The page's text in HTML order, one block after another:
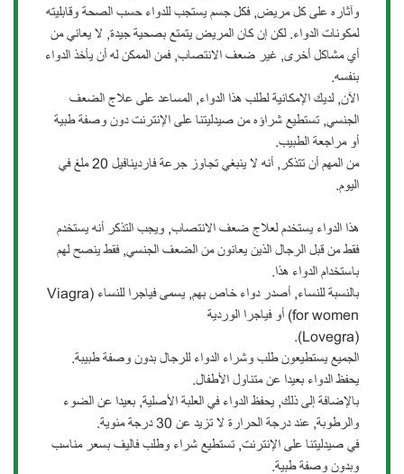
وآثاره على كل مريض, فكل جسم يستجب للدواء حسب الصحة وقابليته
لمكونات الدواء. لكن إن كان المريض يتمتع بصحية جيدة, لا يعاني من
أي مشاكل أخرى, غير ضعف الانتصاب, فمن الممكن له أن يأخذ الدواء
بنفسه.
الآن, لديك الإمكانية لطلب هذا الدواء, المساعد على علاج الضعف
الجنسي, تستطيع شراؤه من صيدليتنا على الإنترنت دون وصفة طبية
أو مراجعة الطبيب.
من المهم أن تتذكر, أنه لا ينبغي تجاوز جرعة فاردينافيل 20 ملغ في
اليوم.
هذا الدواء يستخدم لعلاج ضعف الانتصاب, ويجب التذكر أنه يستخدم
فقط من قبل الرجال الذين يعانون من الضعف الجنسي, فقط ينصح لهم
باستخدام الدواء هذا.
بالنسبة للنساء, أصدر دواء خاص بهم, يسمى فياجرا للنساء (Viagra
for women) أو فياجرا الوردية
(Lovegra).
الجميع يستطيعون طلب وشراء الدواء للرجال بدون وصفة طبيبة.
يحفظ الدواء بعيدا عن متناول الأطفال.
بالإضافة إلى ذلك, يحفظ الدواء في العلبة الأصلية, بعيدا عن الضوء
والرطوبة, عند درجة الحرارة لا تزيد عن 30 درجة مئوية.
في صيدليتنا على الإنترنت, تستطيع شراء وطلب فاليف بسعر مناسب
وبدون وصفة طبية.